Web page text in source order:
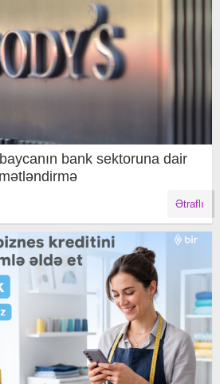
bank sektoruna dair
Ətraflı